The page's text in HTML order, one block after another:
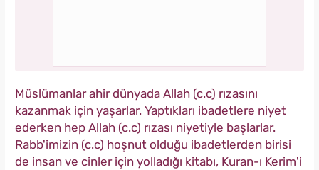
Müslümanlar ahir dünyada Allah (c.c) rızasını
kazanmak için yaşarlar. Yaptıkları ibadetlere niyet
ederken hep Allah (c.c) rızası niyetiyle başlarlar.
Rabb'imizin (c.c) hoşnut olduğu ibadetlerden birisi
de insan ve cinler için yolladığı kitabı, Kuran-ı Kerim'i